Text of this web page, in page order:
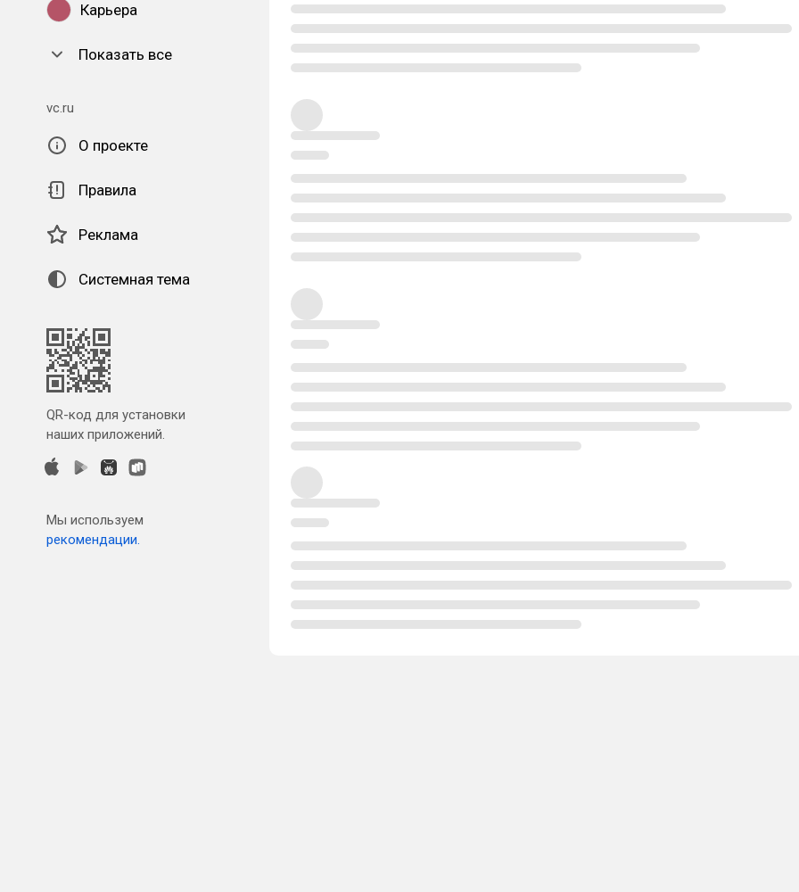
Карьера
Показать все
vc.ru
О проекте
Правила
Реклама
Системная тема
QR-код для установки
наших приложений.
Мы используем
рекомендации.